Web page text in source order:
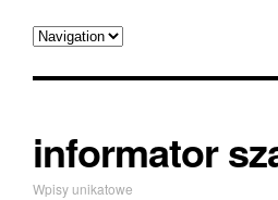
informator
Wpisy unikatowe